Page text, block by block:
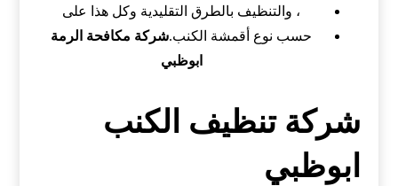
، والتنظيف بالطرق التقليدية وكل هذا على
حسب نوع أقمشة الكنب.شركة مكافحة الرمة
ابوظبي
شركة تنظيف الكنب
ابوظبي